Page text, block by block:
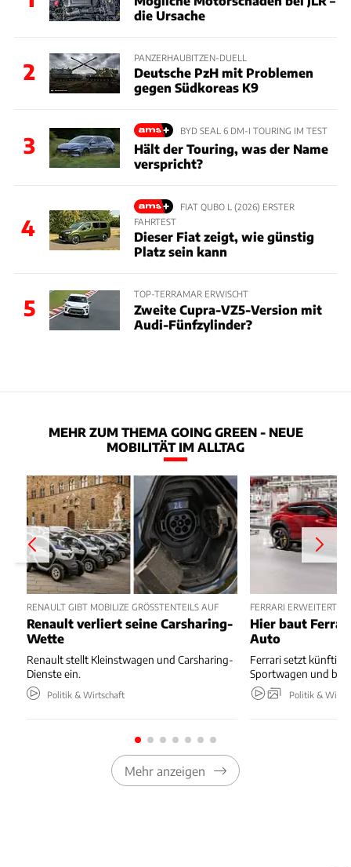
die Ursache
2
PANZERHAUBITZEN-DUELL
Deutsche PzH mit Problemen
gegen Südkoreas K9
3
BYD SEAL 6 DM-I TOURING IM TEST
Hält der Touring, was der Name
verspricht?
4
FIAT QUBO L (2026) ERSTER
FAHRTEST
Dieser Fiat zeigt, wie günstig
Platz sein kann
5
TOP-TERRAMAR ERWISCHT
Zweite Cupra-VZ5-Version mit
Audi-Fünfzylinder?
MEHR ZUM THEMA GOING GREEN - NEUE
MOBILITÄT IM ALLTAG
RENAULT GIBT MOBILIZE GRÖSSTENTEILS AUF
Renault verliert seine Carsharing-
Wette
Renault stellt Kleinstwagen und Carsharing-
Dienste ein.
Politik & Wirtschaft
FERRARI ERWEITERT
Hier baut
Auto
Ferrari setzt künftig
Sportwagen und
Politik &
Mehr anzeigen